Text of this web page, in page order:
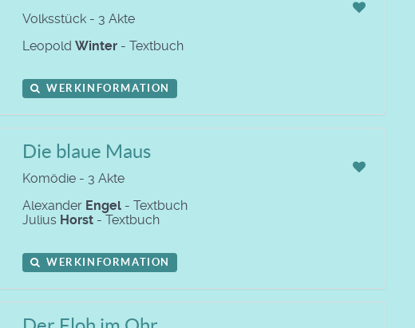
Volksstück - 3 Akte
Leopold Winter - Textbuch
WERKINFORMATION
Die blaue Maus
Komödie - 3 Akte
Alexander Engel - Textbuch
Julius Horst - Textbuch
WERKINFORMATION